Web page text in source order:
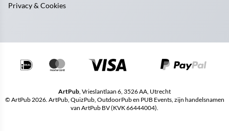
Privacy & Cookies
ArtPub , Vrieslantlaan 6, 3526 AA, Utrecht
© ArtPub 2026. ArtPub, QuizPub, OutdoorPub en PUB Events, zijn handelsnamen
van ArtPub BV (KVK 66444004).